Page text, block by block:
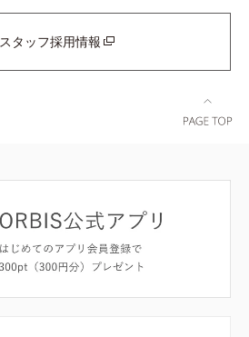
タッフ採用情報